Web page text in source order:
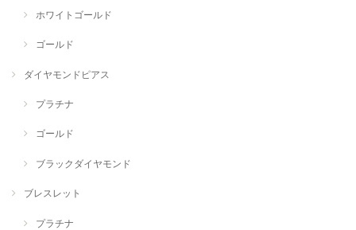
ホワイトゴールド
ゴールド
ダイヤモンドピアス
プラチナ
ゴールド
ブラックダイヤモンド
ブレスレット
プラチナ